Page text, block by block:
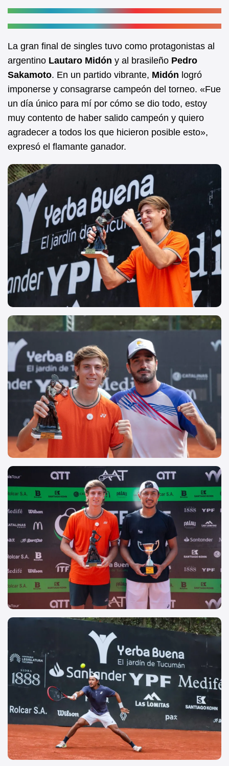
La gran final de singles tuvo como protagonistas al
argentino Lautaro Midón y al brasileño Pedro
Sakamoto. En un partido vibrante, Midón logró
imponerse y consagrarse campeón del torneo. «Fue
un día único para mí por cómo se dio todo, estoy
muy contento de haber salido campeón y quiero
agradecer a todos los que hicieron posible esto»,
expresó el flamante ganador.